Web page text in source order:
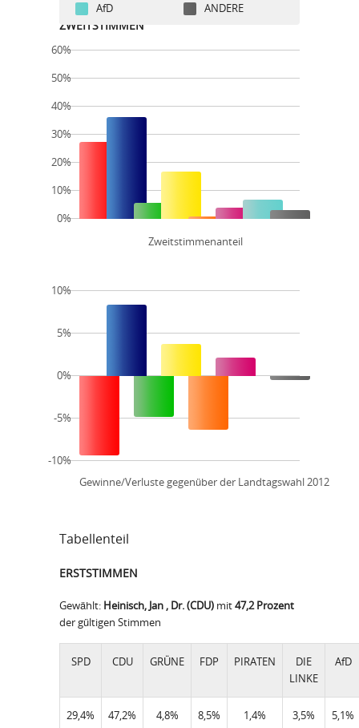
AfD ANDERE
ZWEITSTIMMEN
Zweitstimmenanteil
60%
50%
40%
30%
20%
10%
0%
Gewinne/Verluste gegenüber der Landtagswahl 2012
10%
5%
0%
-5%
-10%
Tabellenteil
ERSTSTIMMEN
Gewählt: Heinisch, Jan , Dr. (CDU) mit47,2 Prozent
der gültigen Stimmen
SPD CDU GRÜNE FDP PIRATEN
DIE
LINKE
AfD
29,4% 47,2% 4,8% 8,5% 1,4% 3,5% 5,1%